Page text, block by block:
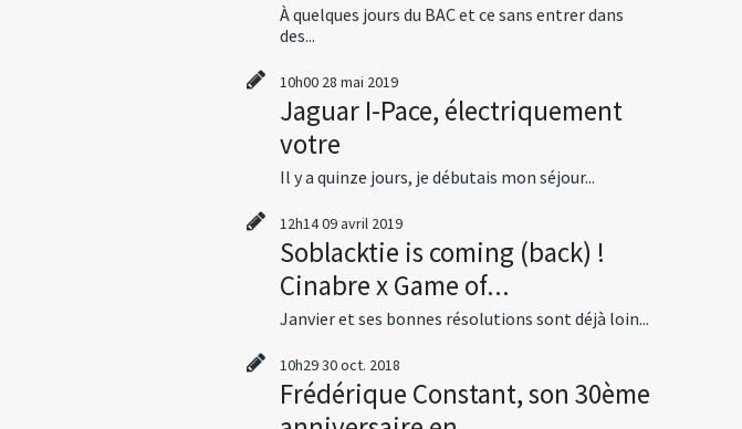
À quelques jours du BAC et ce sans entrer dans
des...
10h00 28 mai 2019
Jaguar I-Pace, électriquement
votre
Il y a quinze jours, je débutais mon séjour...
12h1409avril 2019
Soblacktie is coming (back) !
Cinabre x Game of...
Janvier et ses bonnes résolutions sont déjà loin...
10h2930oct. 2018
Frédérique Constant, son 30ème